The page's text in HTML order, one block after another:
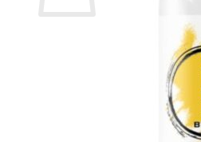
お買い物カゴに商品があり